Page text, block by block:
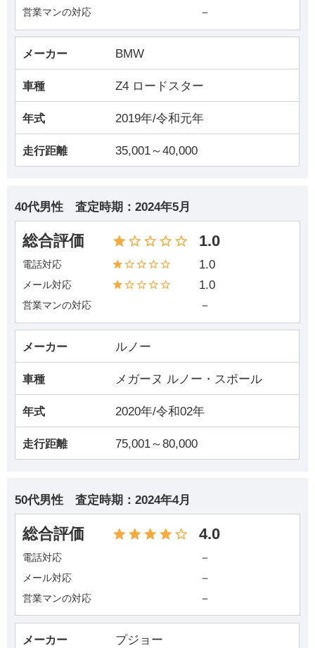
営業マンの対応 －
メーカー BMW
車種 Z4 ロードスター
年式 2019年/令和元年
走行距離 35,001～40,000
40代男性 査定時期： 2024年5月
総合評価 1.0
電話対応 1.0
メール対応 1.0
営業マンの対応 －
メーカー ルノー
車種 メガーヌ ルノー・スポール
年式 2020年/令和02年
走行距離 75,001～80,000
50代男性 査定時期： 2024年4月
総合評価 4.0
電話対応 －
メール対応 －
営業マンの対応 －
メーカー プジョー